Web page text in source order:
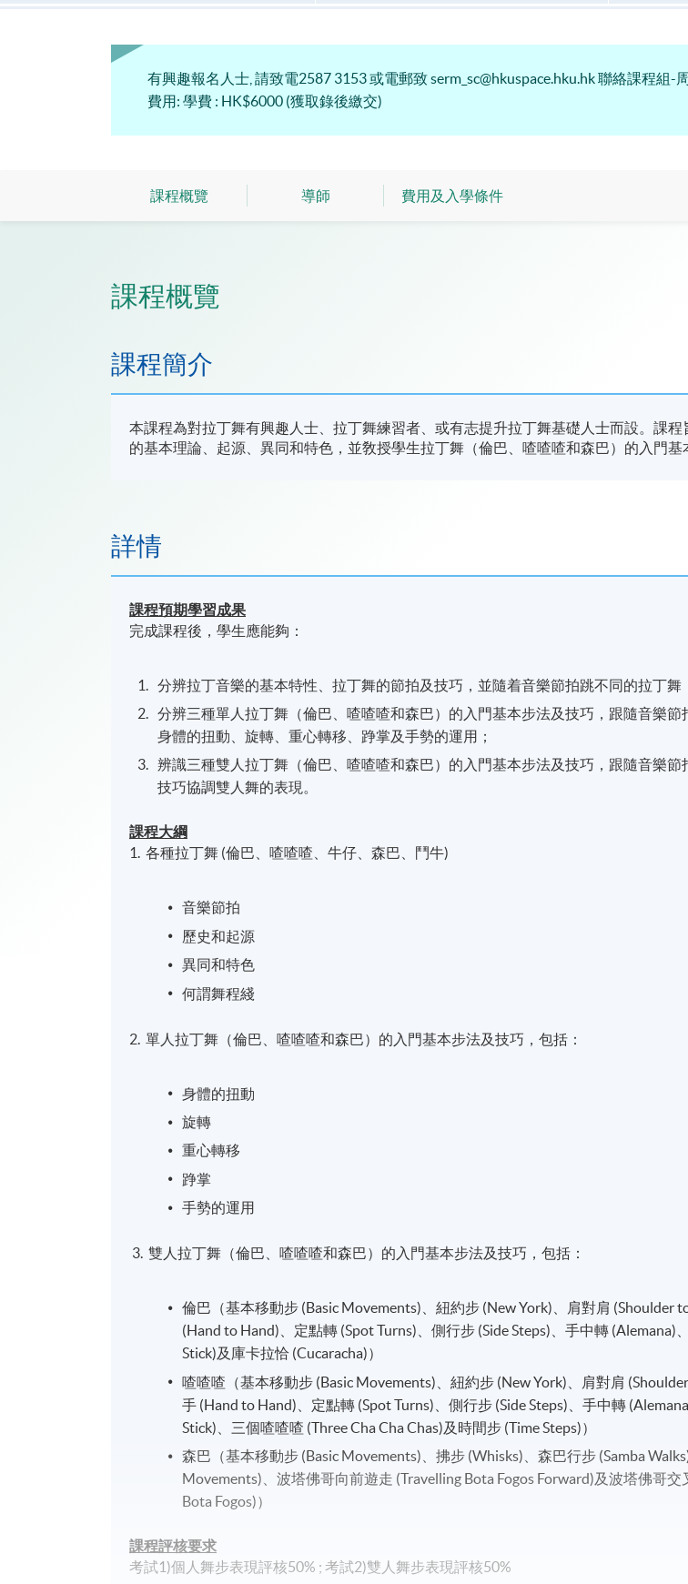
有興趣報名人士, 請致電2587 3153 或電郵致 serm_sc@hkuspace.hku.hk 聯絡課程組
費用: 學費 : HK$6000 (獲取錄後繳交)
課程概覽 導師 費用及入學條件
課程概覽
課程簡介
本課程為對拉丁舞有興趣人士、拉丁舞練習者、或有志提升拉丁舞基礎人士而設。課
的基本理論、起源、異同和特色，並敎授學生拉丁舞（倫巴、喳喳喳和森巴）的入門基
詳情
課程預期學習成果
完成課程後，學生應能夠：
分辨拉丁音樂的基本特性、拉丁舞的節拍及技巧，並隨着音樂節拍跳不同的拉丁舞
分辨三種單人拉丁舞（倫巴、喳喳喳和森巴）的入門基本步法及技巧，跟隨音樂節
身體的扭動、旋轉、重心轉移、踭掌及手勢的運用；
辨識三種雙人拉丁舞（倫巴、喳喳喳和森巴）的入門基本步法及技巧，跟隨音樂節
技巧協調雙人舞的表現。
課程大綱
1. 各種拉丁舞 (倫巴、喳喳喳、牛仔、森巴、鬥牛)
音樂節拍
歷史和起源
異同和特色
何謂舞程綫
2. 單人拉丁舞（倫巴、喳喳喳和森巴）的入門基本步法及技巧，包括：
身體的扭動
旋轉
重心轉移
踭掌
手勢的運用
3. 雙人拉丁舞（倫巴、喳喳喳和森巴）的入門基本步法及技巧，包括：
倫巴（基本移動步 (Basic Movements)、紐約步 (New York)、肩對肩 (Shoulder
(Hand to Hand)、定點轉 (Spot Turns)、側行步 (Side Steps)、手中轉 (Alemana)
Stick)及庫卡拉恰 (Cucaracha)）
喳喳喳（基本移動步 (Basic Movements)、紐約步 (New York)、肩對肩
手 (Hand to Hand)、定點轉 (Spot Turns)、側行步 (Side Steps)、手中轉
Stick)、三個喳喳喳 (Three Cha Cha Chas)及時間步 (Time Steps)）
森巴（基本移動步 (Basic Movements)、拂步 (Whisks)、森巴行步 (Samba
Movements)、波塔佛哥向前遊走 (Travelling Bota Fogos Forward)及波塔佛哥交
Bota Fogos)）
課程評核要求
考試1)個人舞步表現評核50% ; 考試2)雙人舞步表現評核50%